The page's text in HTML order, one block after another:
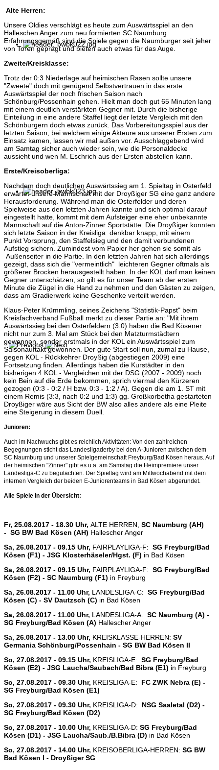
Alte Herren:
Unsere Oldies verschlägt es heute zum Auswärtsspiel an den
Halleschen Anger zum neu formierten SC Naumburg.
Erfahrungsgemäß sind die Spiele gegen die Naumburger seit jeher
von Toren geprägt und bieten auch etwas für das Auge.
Zweite/Kreisklasse:
Trotz der 0:3 Niederlage auf heimischen Rasen sollte unsere
"Zweete" doch mit genügend Selbstvertrauen in das erste
Auswärtsspiel der noch frischen Saison nach
Schönburg/Possenhain gehen. Hielt man doch gut 65 Minuten lang
mit einem deutlich verstärkten Gegner mit. Durch die bisherige
Einteilung in eine andere Staffel liegt der letzte Vergleich mit den
Schönburgern doch etwas zurück. Das Vorbereitungsspiel aus der
letzten Saison, bei welchem einige Akteure aus unserer Ersten zum
Einsatz kamen, lassen wir mal außen vor. Ausschlaggebend wird
am Samtag sicher auch wieder sein, wie die Personaldecke
aussieht und wen M. Eschrich aus der Ersten abstellen kann.
Erste/Kreisoberliga:
Nachdem doch deutlichen Auswärtssieg am 1. Spieltag in Osterfeld
erwartet unsere Mannschaft mit der Droyßiger SG eine ganz andere
Herausforderung. Während man die Osterfelder und deren
Spielweise aus den letzten Jahren kannte und sich optimal darauf
eingestellt hatte, kommt mit dem Aufsteiger eine eher unbekannte
Mannschaft auf die Anton-Zinner Sportstätte. Die Droyßiger konnten
sich letzte Saison in der Kreisliga denkbar knapp, mit einem
Punkt Vorsprung, den Staffelsieg und den damit verbundenen
Aufstieg sichern. Zumindest vom Papier her gehen sie somit als
Außenseiter in die Partie. In den letzten Jahren hat sich allerdings
gezeigt, dass sich die "vermeintlich" leichteren Gegner oftmals als
größerer Brocken herausgestellt haben. In der KOL darf man keinen
Gegner unterschätzen, so gilt es für unser Team ab der ersten
Minute die Zügel in die Hand zu nehmen und den Gästen zu zeigen,
dass am Gradierwerk keine Geschenke verteilt werden.
Klaus-Peter Krümmling, seines Zeichens "Statistik-Papst" beim
Kreisfachverband Fußball merkt zu dieser Partie an: "Mit ihrem
Auswärtssieg bei den Osterfeldern (3:0) haben die Bad Kösener
nicht nur zum 3. Mal am Stück bei den Matzturmstädtern
gewonnen, sonder erstmals in der KOL ein Auswärtsspiel zum
Saisonauftakt gewonnen. Der gute Start soll nun, zumal zu Hause,
gegen KOL - Rückkehrer Droyßig (abgestiegen 2009) eine
Fortsetzung finden. Allerdings haben die Kurstädter in den
bisherigen 4 KOL - Vergleichen mit der DSG (2007 - 2009) noch
kein Bein auf die Erde bekommen, sprich viermal den Kürzeren
gezogen (0:3 - 0:2 / H bzw. 0:3 - 1:2 / A). Gegen die am 1. ST mit
einem Remis (3:3, nach 0:2 und 1:3) gg. Großkorbetha gestarteten
Droyßiger wäre aus Sicht der BW also alles andere als eine Pleite
eine Steigerung in diesem Duell.
Junioren:
Auch im Nachwuchs gibt es reichlich Aktivitäten: Von den zahlreichen
Begegnungen sticht das Landesligaderby bei den A-Junioren zwischen dem
SC Naumburg und unserer Spielgemeinschaft Freyburg/Bad Kösen heraus. Auf
der heimischen "Zinner" gibt es u.a. am Samstag die Heimpremiere unser
Landesliga-C zu begutachten. Der Spieltag wird am Mittwochabend mit dem
internen Vergleich der beiden E-Juniorenteams in Bad Kösen abgerundet.
Alle Spiele in der Übersicht:
Fr, 25.08.2017 - 18.30 Uhr, ALTE HERREN, SC Naumburg (AH)
- SG BW Bad Kösen (AH) Hallescher Anger
Sa, 26.08.2017 - 09.15 Uhr, FAIRPLAYLIGA-F: SG Freyburg/Bad
Kösen (F1) - JSG Klosterhäseler/Hgst. (F) in Bad Kösen
Sa, 26.08.2017 - 09.15 Uhr, FAIRPLAYLIGA-F: SG Freyburg/Bad
Kösen (F2) - SC Naumburg (F1) in Freyburg
Sa, 26.08.2017 - 11.00 Uhr, LANDESLIGA-C: SG Freyburg/Bad
Kösen (C) - SV Dautzsch (C) in Bad Kösen
Sa, 26.08.2017 - 11.00 Uhr, LANDESLIGA-A: SC Naumburg (A) -
SG Freyburg/Bad Kösen (A) Hallescher Anger
Sa, 26.08.2017 - 13.00 Uhr, KREISKLASSE-HERREN: SV
Germania Schönburg/Possenhain - SG BW Bad Kösen II
So, 27.08.2017 - 09.15 Uhr, KREISLIGA-E: SG Freyburg/Bad
Kösen (E2) - JSG Laucha/Saubach/Bad Bibra (E1) in Freyburg
So, 27.08.2017 - 09.30 Uhr, KREISLIGA-E: FC ZWK Nebra (E) -
SG Freyburg/Bad Kösen (E1)
So, 27.08.2017 - 09.30 Uhr, KREISLIGA-D: NSG Saaletal (D2) -
SG Freyburg/Bad Kösen (D2)
So, 27.08.2017 - 10.00 Uhr, KREISLIGA-D: SG Freyburg/Bad
Kösen (D1) - JSG Laucha/Saub./B.Bibra (D) in Bad Kösen
So, 27.08.2017 - 14.00 Uhr, KREISOBERLIGA-HERREN: SG BW
Bad Kösen I - Droyßiger SG